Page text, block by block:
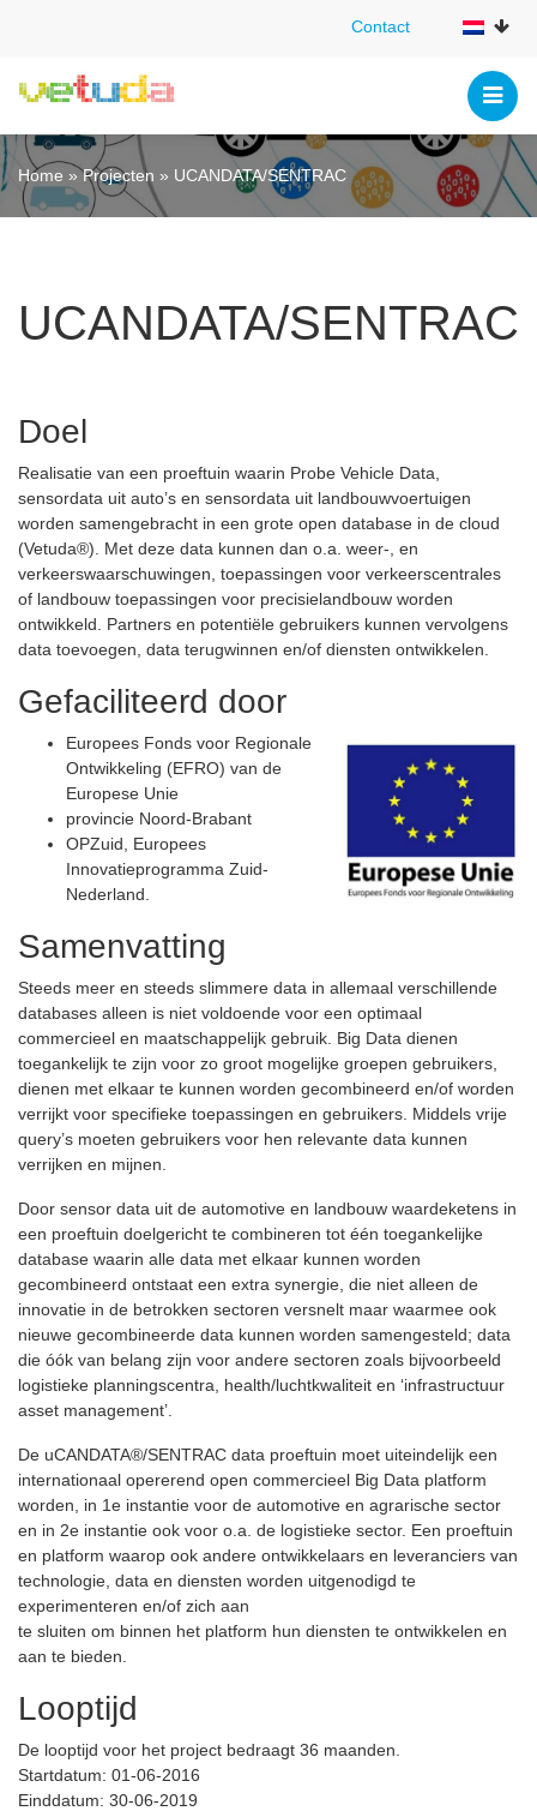
Contact
Contact
Home »Projecten » UCANDATA/SENTRAC
UCANDATA/SENTRAC
Doel
Realisatie van een proeftuin waarin Probe Vehicle Data,
sensordata uit auto’s en sensordata uit landbouwvoertuigen
worden samengebracht in een grote open database in de cloud
(Vetuda®). Met deze data kunnen dan o.a. weer-, en
verkeerswaarschuwingen, toepassingen voor verkeerscentrales
of landbouw toepassingen voor precisielandbouw worden
ontwikkeld. Partners en potentiële gebruikers kunnen vervolgens
data toevoegen, data terugwinnen en/of diensten ontwikkelen.
Gefaciliteerd door
Europees Fonds voor Regionale
Ontwikkeling (EFRO) van de
Europese Unie
provincie Noord-Brabant
OPZuid, Europees
Innovatieprogramma Zuid-
Nederland.
Samenvatting
Steeds meer en steeds slimmere data in allemaal verschillende
databases alleen is niet voldoende voor een optimaal
commercieel en maatschappelijk gebruik. Big Data dienen
toegankelijk te zijn voor zo groot mogelijke groepen gebruikers,
dienen met elkaar te kunnen worden gecombineerd en/of worden
verrijkt voor specifieke toepassingen en gebruikers. Middels vrije
query’s moeten gebruikers voor hen relevante data kunnen
verrijken en mijnen.
Door sensor data uit de automotive en landbouw waardeketens in
een proeftuin doelgericht te combineren tot één toegankelijke
database waarin alle data met elkaar kunnen worden
gecombineerd ontstaat een extra synergie, die niet alleen de
innovatie in de betrokken sectoren versnelt maar waarmee ook
nieuwe gecombineerde data kunnen worden samengesteld; data
die óók van belang zijn voor andere sectoren zoals bijvoorbeeld
logistieke planningscentra, health/luchtkwaliteit en ‘infrastructuur
asset management’.
De uCANDATA®/SENTRAC data proeftuin moet uiteindelijk een
internationaal opererend open commercieel Big Data platform
worden, in 1e instantie voor de automotive en agrarische sector
en in 2e instantie ook voor o.a. de logistieke sector. Een proeftuin
en platform waarop ook andere ontwikkelaars en leveranciers van
technologie, data en diensten worden uitgenodigd te
experimenteren en/of zich aan
te sluiten om binnen het platform hun diensten te ontwikkelen en
aan te bieden.
Looptijd
De looptijd voor het project bedraagt 36 maanden.
Startdatum: 01-06-2016
Einddatum: 30-06-2019